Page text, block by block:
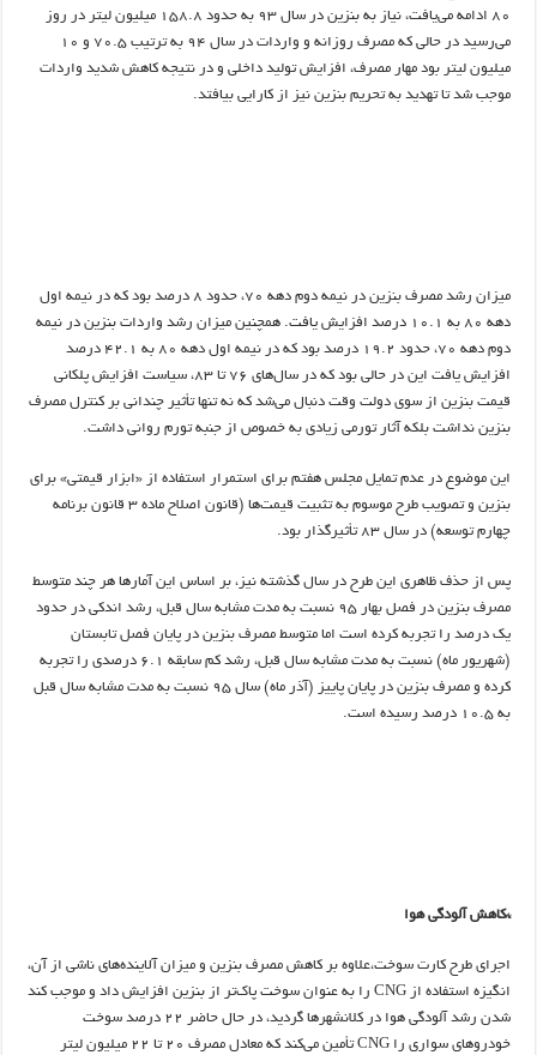
80 ادامه می‌یافت، نیاز به بنزین در سال 93 به حدود 158.8 میلیون لیتر در روز
می‌رسید در حالی که مصرف روزانه و واردات در سال 94 به ترتیب 70.5 و 10
میلیون لیتر بود مهار مصرف، افزایش تولید داخلی و در نتیجه کاهش شدید واردات
موجب شد تا تهدید به تحریم بنزین نیز از کارایی بیافتد.
میزان رشد مصرف بنزین در نیمه دوم دهه 70، حدود 8 درصد بود که در نیمه اول
دهه 80 به 10.1 درصد افزایش یافت. همچنین میزان رشد واردات بنزین در نیمه
دوم دهه 70، حدود 19.2 درصد بود که در نیمه اول دهه 80 به 42.1 درصد
افزایش یافت این در حالی بود که در سال‌های 76 تا 83، سیاست افزایش پلکانی
قیمت بنزین از سوی دولت وقت دنبال می‌شد که نه تنها تأثیر چندانی بر کنترل مصرف
بنزین نداشت بلکه آثار تورمی زیادی به خصوص از جنبه تورم روانی داشت.
این موضوع در عدم تمایل مجلس هفتم برای استمرار استفاده از «ابزار قیمتی» برای
بنزین و تصویب طرح موسوم به تثبیت قیمت‌ها (قانون اصلاح ماده 3 قانون برنامه
چهارم توسعه) در سال 83 تأثیرگذار بود.
پس از حذف ظاهری این طرح در سال گذشته نیز، بر اساس این آمارها هر چند متوسط
مصرف بنزین در فصل بهار 95 نسبت به مدت مشابه سال قبل،‌ رشد اندکی در حدود
یک درصد را تجربه کرده است اما متوسط مصرف بنزین در پایان فصل تابستان
(شهریور ماه) نسبت به مدت مشابه سال قبل، رشد کم سابقه 6.1 درصدی را تجربه
کرده و مصرف بنزین در پایان پاییز (آذر ماه) سال 95 نسبت به مدت مشابه سال قبل
به 10.5 درصد رسیده است.
*کاهش آلودگی هوا
اجرای طرح کارت سوخت،‌علاوه بر کاهش مصرف بنزین و میزان آلاینده‌های ناشی از آن،
انگیزه استفاده از CNG را به عنوان سوخت پاک‌تر از بنزین افزایش داد و موجب کند
شدن رشد آلودگی هوا در کلانشهرها گردید، در حال حاضر 22 درصد سوخت
خودروهای سواری را CNG تأمین می‌کند که معادل مصرف 20 تا 22 میلیون لیتر